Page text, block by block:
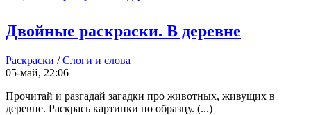
Двойные раскраски. В деревне
Раскраски /Слоги и слова
05-май, 22:06
Прочитай и разгадай загадки про животных, живущих в
деревне. Раскрась картинки по образцу. (...)